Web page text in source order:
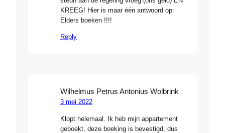
KREEG! Hier is maar één antwoord op:
Elders boeken !!!!
Reply
Wilhelmus Petrus Antonius Wolbrink
3 mei 2022
Klopt helemaal. Ik heb mijn appartement
geboekt, deze boeking is bevestigd, dus